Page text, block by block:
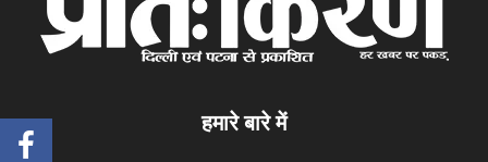
हमारे बारे में